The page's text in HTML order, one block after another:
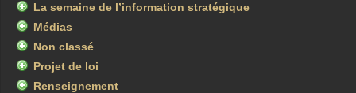
La semaine de l’information stratégique
Médias
Non classé
Projet de loi
Renseignement